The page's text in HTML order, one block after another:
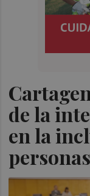
de la
en la